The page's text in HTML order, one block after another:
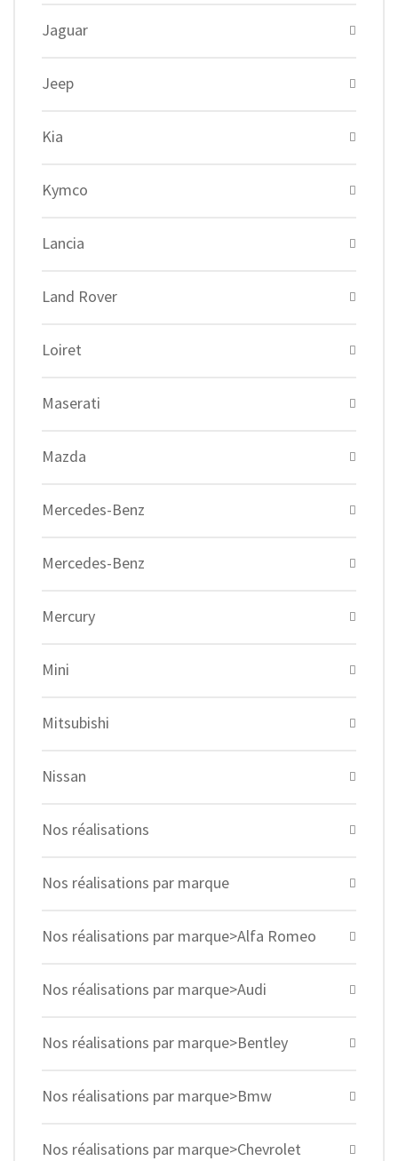
Jaguar
Jeep
Kia
Kymco
Lancia
Land Rover
Loiret
Maserati
Mazda
Mercedes-Benz
Mercedes-Benz
Mercury
Mini
Mitsubishi
Nissan
Nos réalisations
Nos réalisations par marque
Nos réalisations par marque>Alfa Romeo
Nos réalisations par marque>Audi
Nos réalisations par marque>Bentley
Nos réalisations par marque>Bmw
Nos réalisations par marque>Chevrolet